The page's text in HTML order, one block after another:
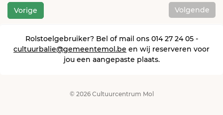
Vorige Volgende
Rolstoelgebruiker? Bel of mail ons 014 27 24 05 -
cultuurbalie@gemeentemol.be en wij reserveren voor
jou een aangepaste plaats.
© 2026 Cultuurcentrum Mol